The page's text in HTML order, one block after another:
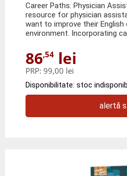
Career Paths: Physician
resource for physician
want to improve their
environment. Incorporating
86,54 lei
PRP: 99,00 lei
Disponibilitate: stoc
alertă